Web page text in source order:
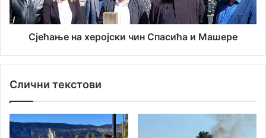
Сјећање на херојски чин Спасића и Машере
Слични текстови